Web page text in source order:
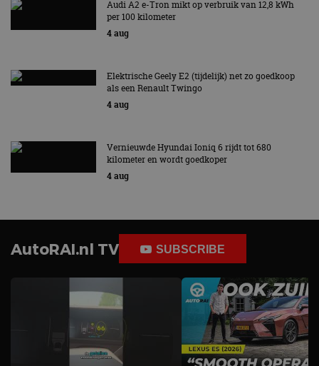
Audi A2 e-Tron mikt op verbruik van 12,8 kWh
per 100 kilometer
4 aug
Elektrische Geely E2 (tijdelijk) net zo goedkoop
als een Renault Twingo
4 aug
Vernieuwde Hyundai Ioniq 6 rijdt tot 680
kilometer en wordt goedkoper
4 aug
AutoRAI.nl TV SUBSCRIBE